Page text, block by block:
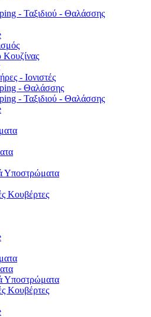
- Ταξιδιού - Θαλάσσης
- Ιονιστές
- Θαλάσσης
- Ταξιδιού - Θαλάσσης
Υποστρώματα
Κουβέρτες
Υποστρώματα
Κουβέρτες